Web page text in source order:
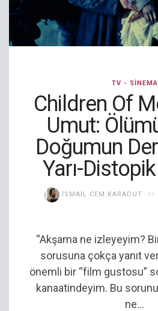
TV - SINEMA
Children Of
Umut:
Doğumun
Yarı-
İSMAIL CEM KARADUT
“Akşama ne izleyeyim?
sorusuna çokça yanıt
önemli bir “film gustosu”
kanaatindeyim. Bu
ne...